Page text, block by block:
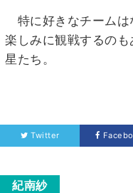
特に好きなチームは
楽しみに観戦するの
星たち。
Twitter
紀南紗